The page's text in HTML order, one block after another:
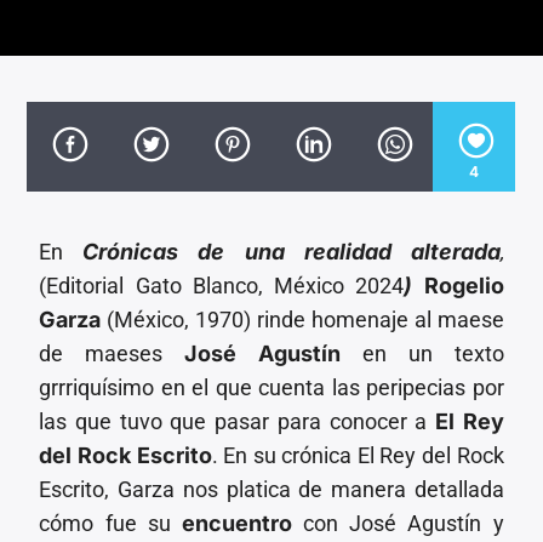
CANCIÓN ACTUAL
TÍTULO
Invencible Radio
4
En Crónicas de una realidad alterada,
(Editorial Gato Blanco, México 2024) Rogelio
Garza (México, 1970) rinde homenaje al maese
de maesesJosé Agustín en un texto
grrriquísimo en el que cuenta las peripecias por
las que tuvo que pasar para conocer a El Rey
del Rock Escrito. En su crónica El Rey del Rock
Escrito, Garza nos platica de manera detallada
cómo fue su encuentrocon José Agustín y